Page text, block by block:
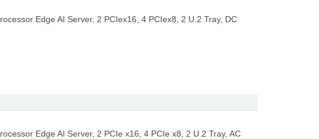
Edge AI Server, 2 PCIex16, 4 PCIex8, 2 U.2 Tray, DC
Edge AI Server, 2 PCIe x16, 4 PCIe x8, 2 U.2 Tray, AC